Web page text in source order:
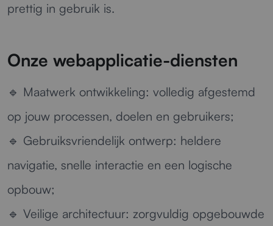
prettig in gebruik is.
Onze webapplicatie-diensten
🔹 Maatwerk ontwikkeling: volledig afgestemd
op jouw processen, doelen en gebruikers;
🔹 Gebruiksvriendelijk ontwerp: heldere
navigatie, snelle interactie en een logische
opbouw;
🔹 Veilige architectuur: zorgvuldig opgebouwde